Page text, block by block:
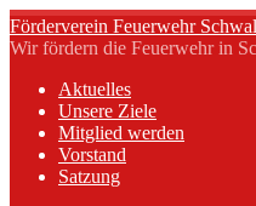
Zum
Inhalt
Förderverein Feuerwehr
Wir fördern die Feuerwehr in
Aktuelles
Unsere Ziele
Mitglied werden
Vorstand
Satzung